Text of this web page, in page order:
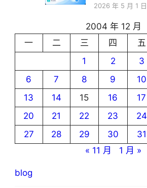
2026 年 5 月 1 日
2004 年 12 月
一
二 三 四 五
1
2 3
6
7 8 9 10
13
14 15 16 17
20
21 22 23 24
27
28 29 30
31
« 11 月
1 月 »
blog